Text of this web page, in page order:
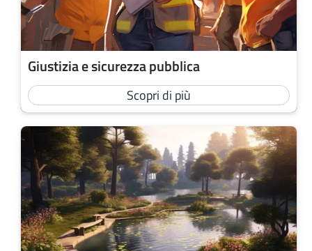
Giustizia e sicurezza pubblica
Scopri di più